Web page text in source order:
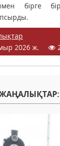
бірге
2026 ж.